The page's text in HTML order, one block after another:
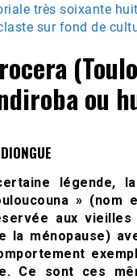
très soixante
sur fond de
ou
légende,
» (nom
aux vieilles
la ménopause)
Ce sont ces